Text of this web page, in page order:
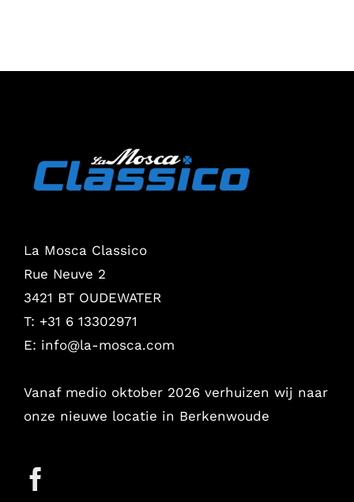
La Mosca Classico
Rue Neuve 2
3421 BT OUDEWATER
T: +31 6 13302971
E: info@la-mosca.com
Vanaf medio oktober 2026 verhuizen wij naar
onze nieuwe locatie in Berkenwoude